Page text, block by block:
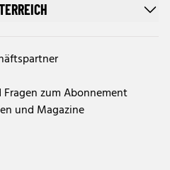
zum Abonnement
und Magazine